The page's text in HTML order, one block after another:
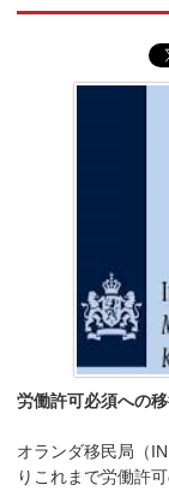
労働許可必須への
オランダ移民局（
りこれまで労働許